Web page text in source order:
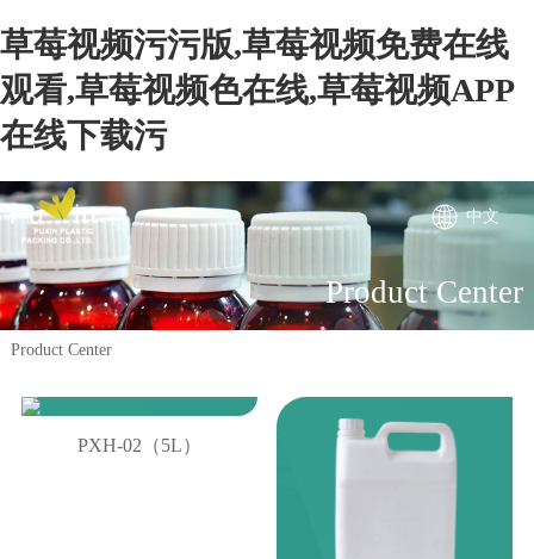
草莓视频污污版,草莓视频免费在线
观看,草莓视频色在线,草莓视频APP
在线下载污
中文
Product Center
Product Center
PXH-02（5L）